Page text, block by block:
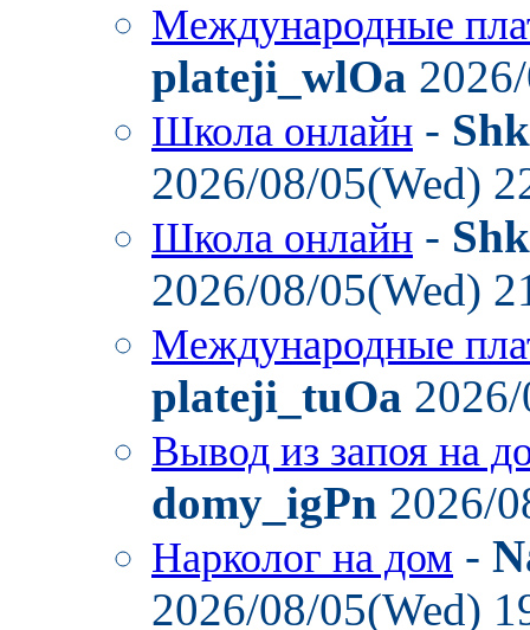
Международные
plateji_wlOa
Школа онлайн -
2026/08/05(Wed)
Школа онлайн -
2026/08/05(Wed)
Международные
plateji_tuOa
Вывод из запоя на
domy_igPn 2026/
Нарколог на дом -
2026/08/05(Wed)